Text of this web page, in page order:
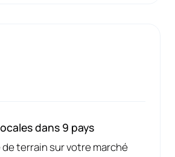
dans 9 pays
terrain sur votre marché